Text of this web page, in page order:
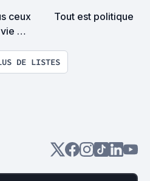
ceux
en
Tout est politique
DE LISTES